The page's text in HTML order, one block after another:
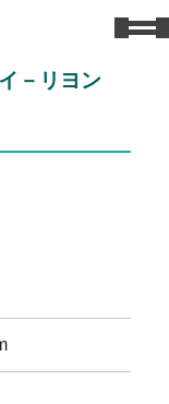
－リヨン